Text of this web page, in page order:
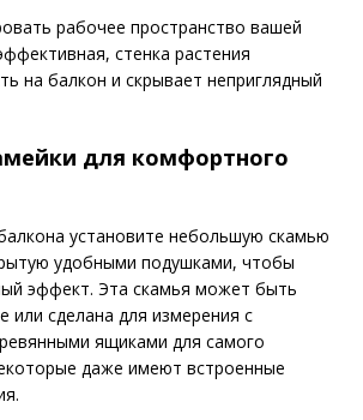
рабочее пространство вашей
стенка растения
на балкон и скрывает неприглядный
для комфортного
установите небольшую скамью
удобными подушками, чтобы
эффект. Эта скамья может быть
или сделана для измерения с
ящиками для самого
даже имеют встроенные